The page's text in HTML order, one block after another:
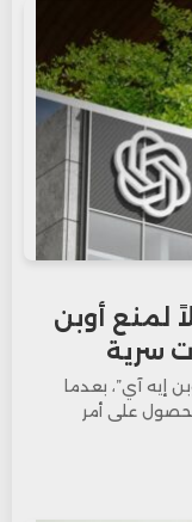
لمنع أوبن
سرية
إيه آي”، بعدما
على أمر